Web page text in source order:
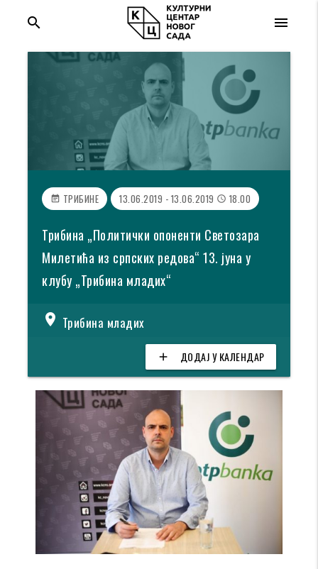
menu
search
event_note ТРИБИНЕ 13.06.2019 - 13.06.2019 access_time 18.00
Трибина „Политички опоненти Светозара
Милетића из српских редова“ 13. јуна у
клубу „Трибина младих“
location_on Трибина младих
add ДОДАЈ У КАЛЕНДАР